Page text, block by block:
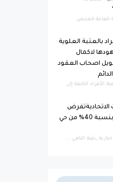
العامة للفحص
بالعتبة العلوية
لاكمال
اصحاب العقود
التابعة إلى
سيطرتها بنسبة 40% من حي
_بثينة الناهي ...